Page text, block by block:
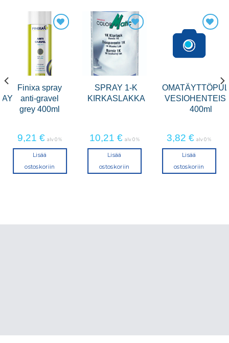
Finixa spray
anti-gravel
grey 400ml
9,21€ alv 0 %
Lisää
ostoskoriin
SPRAY 1-K
KIRKASLAKKA
10,21 € alv 0 %
Lisää
ostoskoriin
400ml
3,82€ alv 0 %
Lisää
ostoskoriin